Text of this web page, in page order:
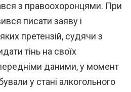
з правоохоронцями. При
писати заяву і
претензій, судячи з
тінь на своїх
даними, у момент
у стані алкогольного